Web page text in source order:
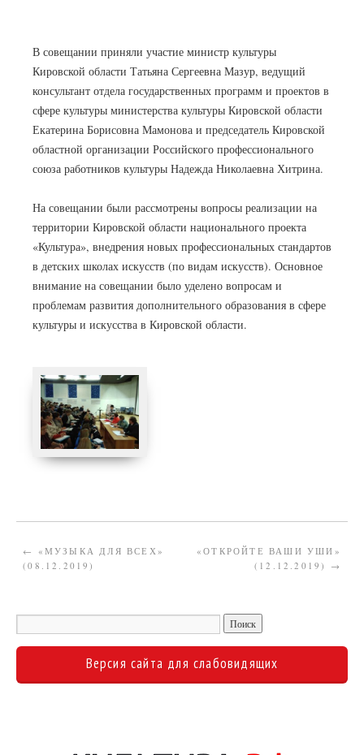
В совещании приняли участие министр культуры
Кировской области Татьяна Сергеевна Мазур, ведущий
консультант отдела государственных программ и проектов в
сфере культуры министерства культуры Кировской области
Екатерина Борисовна Мамонова и председатель Кировской
областной организации Российского профессионального
союза работников культуры Надежда Николаевна Хитрина.
На совещании были рассмотрены вопросы реализации на
территории Кировской области национального проекта
«Культура», внедрения новых профессиональных стандартов
в детских школах искусств (по видам искусств). Основное
внимание на совещании было уделено вопросам и
проблемам развития дополнительного образования в сфере
культуры и искусства в Кировской области.
←
«МУЗЫКА ДЛЯ ВСЕХ»
(08.12.2019)
«ОТКРОЙТЕ ВАШИ УШИ»
(12.12.2019) →
Версия сайта для слабовидящих